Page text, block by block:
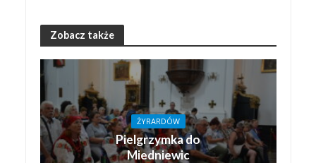
Zobacz także
ŻYRARDÓW
Pielgrzymka do
Miedniewic